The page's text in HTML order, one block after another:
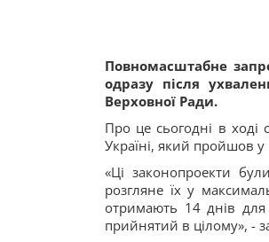
Повномасштабне
одразу після
Верховної Ради.
Про це сьогодні в
Україні, який пройшов у
«Ці законопроекти
розгляне їх у
отримають 14 днів
прийнятий в цілому», -